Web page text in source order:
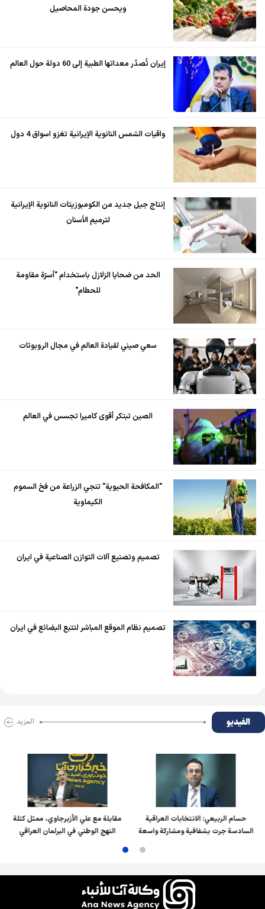
ويحسن جودة المحاصيل
إيران تُصدّر معداتها الطبية إلى 60 دولة حول العالم
واقيات الشمس النانوية الإيرانية تغزو اسواق 4 دول
إنتاج جيل جديد من الكومبوزيتات النانوية الإيرانية
لترميم الأسنان
الحد من ضحايا الزلازل باستخدام "أسرّة مقاومة
للحطام"
سعي صيني لقيادة العالم في مجال الروبوتات
الصين تبتكر أقوى كاميرا تجسس في العالم
"المكافحة الحيوية" تنجي الزراعة من فخ السموم
الكيماوية
تصميم وتصنيع آلات التوازن الصناعية في ايران
تصميم نظام الموقع المباشر لتتبع البضائع في ايران
الفیدیو المزید
حسام الربیعي: الانتخابات العراقية
السادسة جرت بشفافية ومشاركة واسعة
مقابلة مع علي الأزبرجاوي، ممثل كتلة
النهج الوطني في البرلمان العراقي